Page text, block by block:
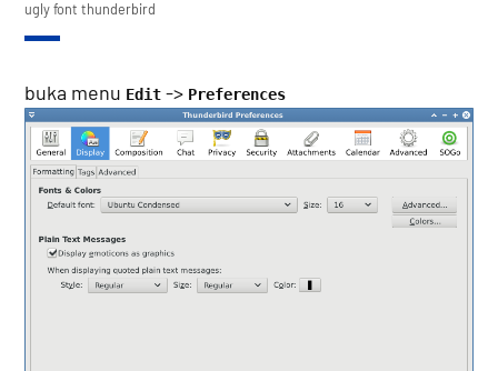
ugly font thunderbird
buka menu Edit -> Preferences